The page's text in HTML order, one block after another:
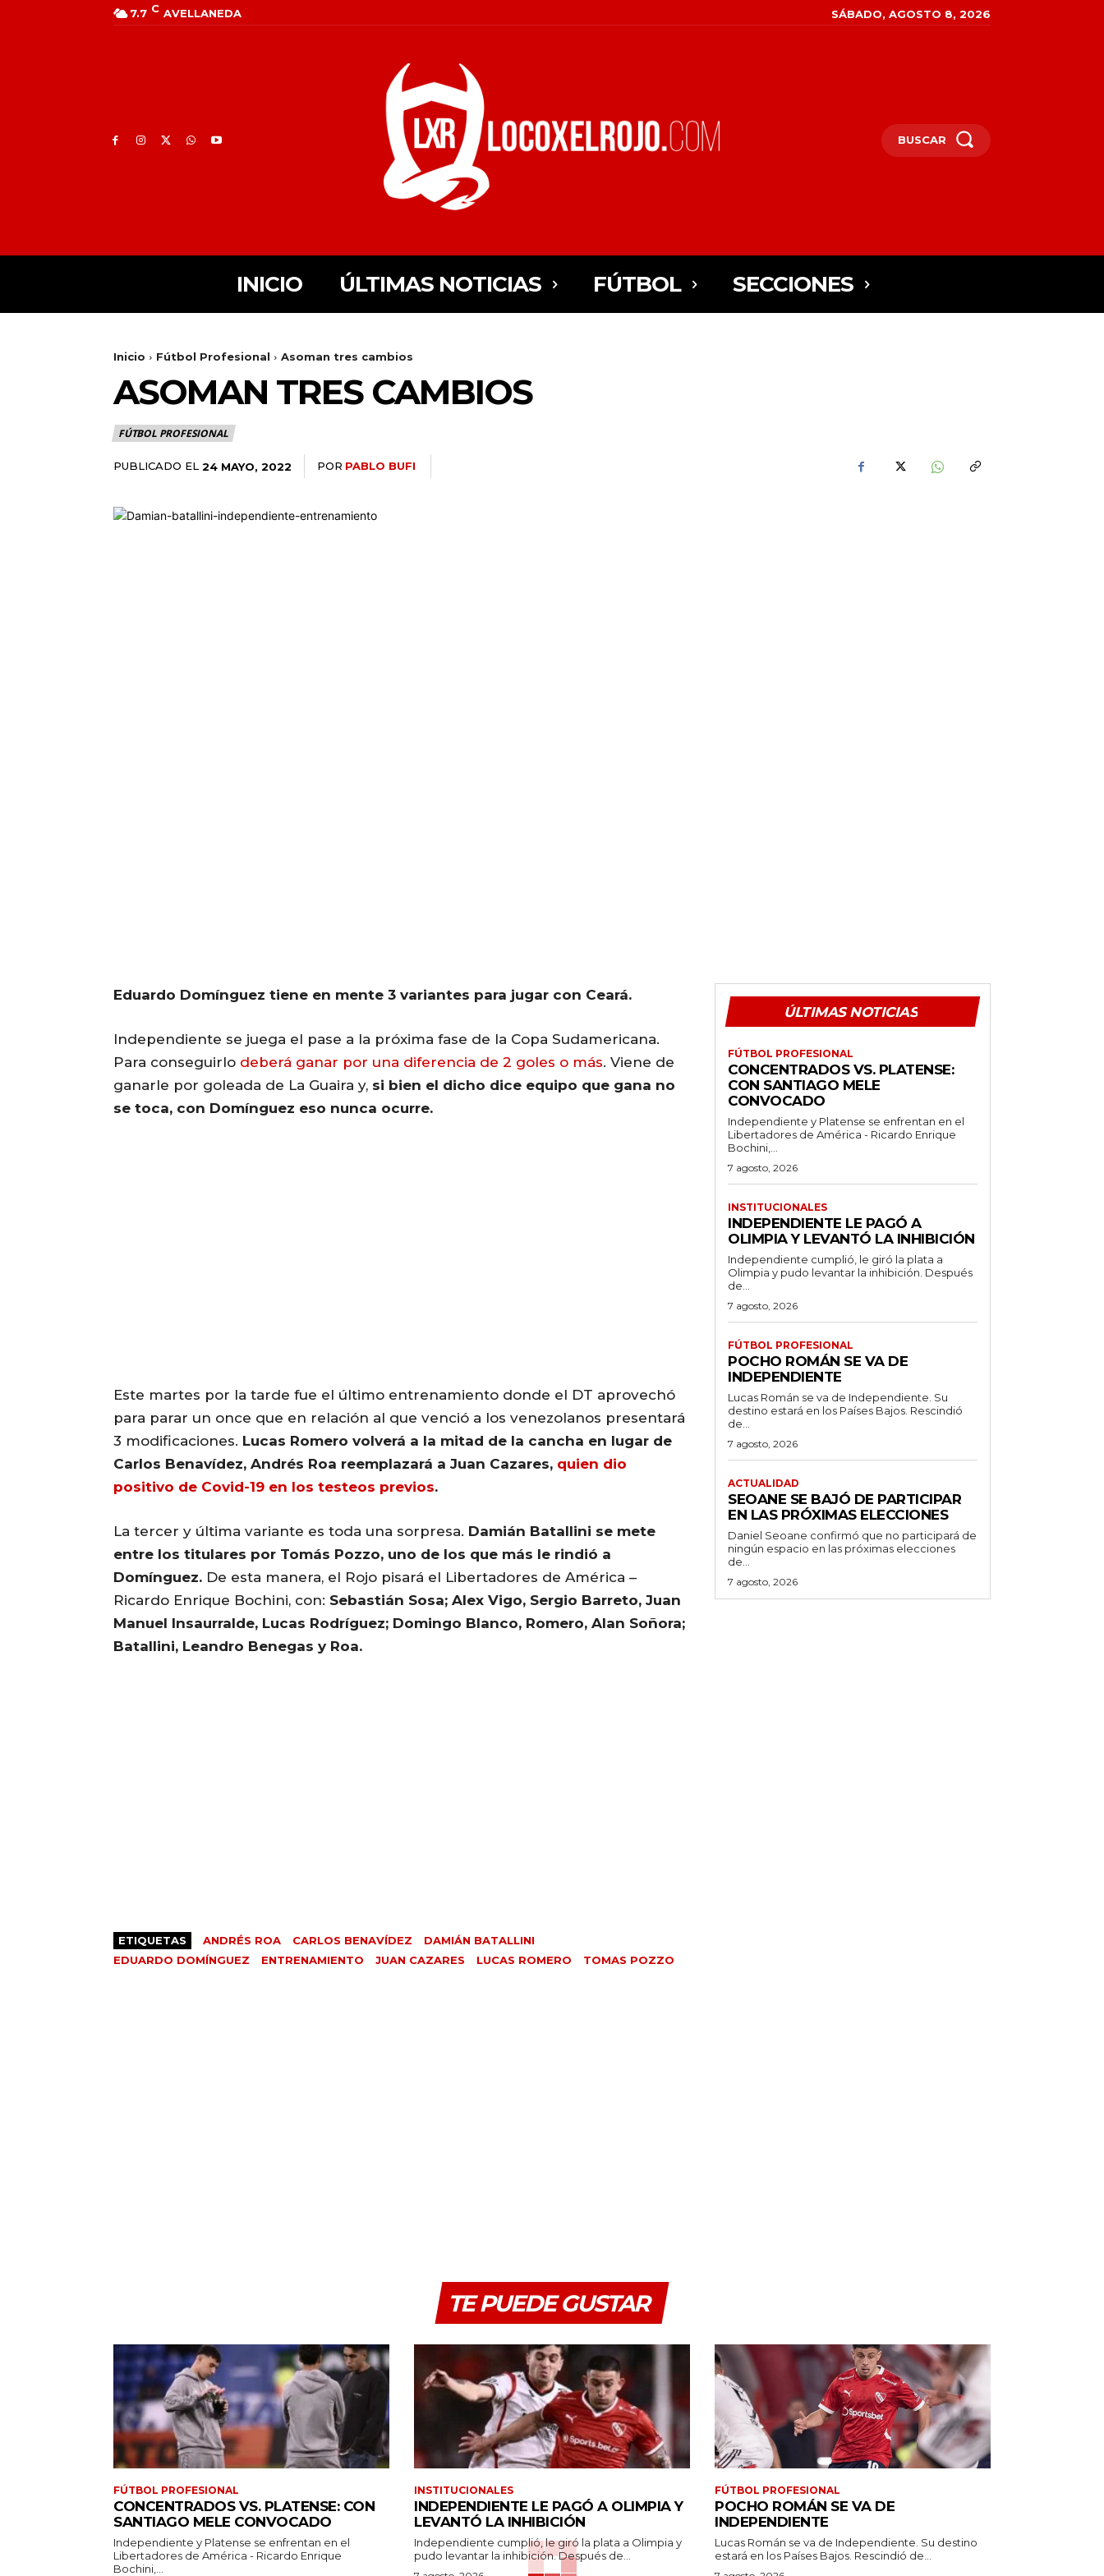
7.7 C AVELLANEDA SÁBADO, AGOSTO 8, 2026
BUSCAR
INICIO ÚLTIMAS NOTICIAS FÚTBOL SECCIONES
Inicio Fútbol Profesional Asoman tres cambios
ASOMAN TRES CAMBIOS
FÚTBOL PROFESIONAL
PUBLICADO EL 24 MAYO, 2022 POR PABLO BUFI
Eduardo Domínguez tiene en mente 3 variantes para jugar con Ceará.
Independiente se juega el pase a la próxima fase de la Copa Sudamericana.
Para conseguirlo deberá ganar por una diferencia de 2 goles o más. Viene de
ganarle por goleada de La Guaira y, si bien el dicho dice equipo que gana no
se toca, con Domínguez eso nunca ocurre.
Este martes por la tarde fue el último entrenamiento donde el DT aprovechó
para parar un once que en relación al que venció a los venezolanos presentará
3 modificaciones. Lucas Romero volverá a la mitad de la cancha en lugar de
Carlos Benavídez, Andrés Roa reemplazará a Juan Cazares, quien dio
positivo de Covid-19 en los testeos previos.
La tercer y última variante es toda una sorpresa. Damián Batallini se mete
entre los titulares por Tomás Pozzo, uno de los que más le rindió a
Domínguez. De esta manera, el Rojo pisará el Libertadores de América –
Ricardo Enrique Bochini, con: Sebastián Sosa; Alex Vigo, Sergio Barreto, Juan
Manuel Insaurralde, Lucas Rodríguez; Domingo Blanco, Romero, Alan Soñora;
Batallini, Leandro Benegas y Roa.
ETIQUETAS ANDRÉS ROA CARLOS BENAVÍDEZ
DAMIÁN BATALLINI
EDUARDO DOMÍNGUEZ
ENTRENAMIENTO JUAN CAZARES LUCAS ROMERO TOMAS POZZO
ÚLTIMAS NOTICIAS
FÚTBOL PROFESIONAL
CONCENTRADOS VS. PLATENSE:
CON SANTIAGO MELE
CONVOCADO
Independiente y Platense se enfrentan en el
Libertadores de América - Ricardo Enrique
Bochini,...
7 agosto, 2026
INSTITUCIONALES
INDEPENDIENTE LE PAGÓ A
OLIMPIA Y LEVANTÓ LA INHIBICIÓN
Independiente cumplió, le giró la plata a
Olimpia y pudo levantar la inhibición. Después
de...
7 agosto, 2026
FÚTBOL PROFESIONAL
POCHO ROMÁN SE VA DE
INDEPENDIENTE
Lucas Román se va de Independiente. Su
destino estará en los Países Bajos. Rescindió
de...
7 agosto, 2026
ACTUALIDAD
SEOANE SE BAJÓ DE PARTICIPAR
EN LAS PRÓXIMAS ELECCIONES
Daniel Seoane confirmó que no participará de
ningún espacio en las próximas elecciones
de...
7 agosto, 2026
TE PUEDE GUSTAR
FÚTBOL PROFESIONAL
CONCENTRADOS VS. PLATENSE: CON
SANTIAGO MELE CONVOCADO
Independiente y Platense se enfrentan en el
Libertadores de América - Ricardo Enrique
Bochini,...
INSTITUCIONALES
INDEPENDIENTE LE PAGÓ A OLIMPIA Y
LEVANTÓ LA INHIBICIÓN
Independiente cumplió, le giró la plata a Olimpia y
pudo levantar la inhibición. Después de...
FÚTBOL PROFESIONAL
POCHO ROMÁN SE VA DE
INDEPENDIENTE
Lucas Román se va de Independiente. Su destino
estará en los Países Bajos. Rescindió de...